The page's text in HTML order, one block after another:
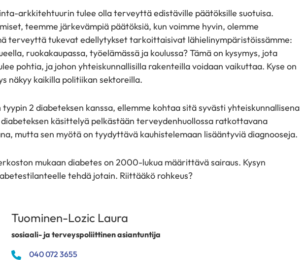
arkkitehtuurin tulee olla terveyttä edistäville päätöksille suotuisa.
teemme järkevämpiä päätöksiä, kun voimme hyvin, olemme
terveyttä tukevat edellytykset tarkoittaisivat lähielinympäristöissämme:
ruokakaupassa, työelämässä ja koulussa? Tämä on kysymys, jota
pohtia, ja johon yhteiskunnallisilla rakenteilla voidaan vaikuttaa. Kyse on
näkyy kaikilla politiikan sektoreilla.
2 diabeteksen kanssa, ellemme kohtaa sitä syvästi yhteiskunnallisena
käsittelyä pelkästään terveydenhuollossa ratkottavana
mutta sen myötä on tyydyttävä kauhistelemaan lisääntyviä diagnooseja.
mukaan diabetes on 2000-lukua määrittävä sairaus. Kysyn
tehdä jotain. Riittääkö rohkeus?
Tuominen-Lozic Laura
sosiaali- ja terveyspoliittinen asiantuntija
040 072 3655